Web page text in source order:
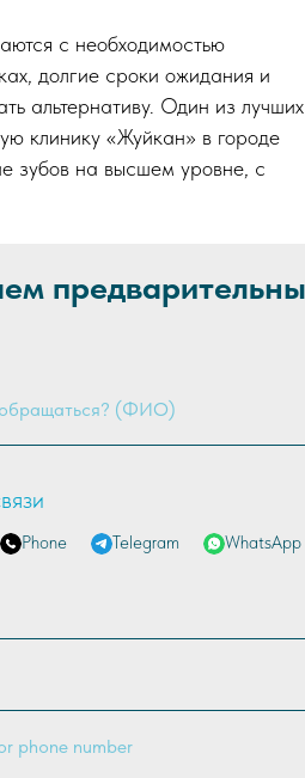
с необходимостью
долгие сроки ожидания и
альтернативу. Один из лучших
клинику «Жуйкан» в городе
зубов на высшем уровне, с
Phone Telegram WhatsApp